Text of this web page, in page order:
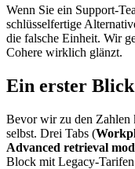
Wenn Sie ein Support-
schlüsselfertige
die falsche Einheit. Wir
Cohere wirklich glänzt.
Ein erster
Bevor wir zu den Zahlen
selbst. Drei Tabs (
Advanced retrieval
Block mit Legacy-